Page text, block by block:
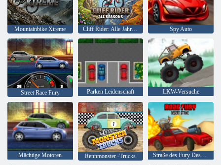
Mountainbike Xtreme Cliff Rider: Alle Jahreszeiten Spy Auto
Street Race Fury Parken Leidenschaft LKW-Versuche
Mächtige Motoren Rennmonster -Trucks Straße des Fury Desert Strike